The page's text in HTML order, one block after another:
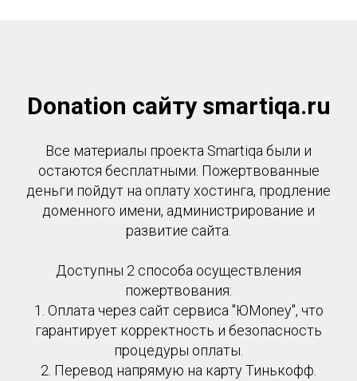
Donation сайту smartiqa.ru
Все материалы проекта Smartiqa были и
остаются бесплатными. Пожертвованные
деньги пойдут на оплату хостинга, продление
доменного имени, администрирование и
развитие сайта.
Доступны 2 способа осуществления
пожертвования:
1. Оплата через сайт сервиса "ЮMoney", что
гарантирует корректность и безопасность
процедуры оплаты.
2. Перевод напрямую на карту Тинькофф.